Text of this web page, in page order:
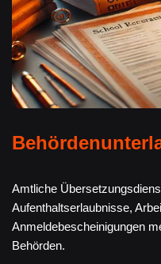
Amtliche
Aufenthaltserlaubnisse,
Anmeldebescheinigungen
Behörden.